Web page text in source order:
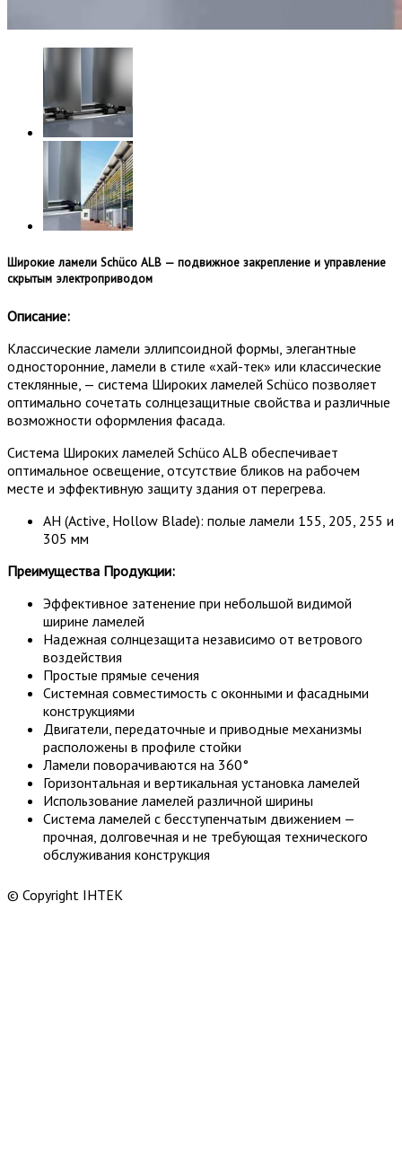
Широкие ламели Schüco ALB — подвижное закрепление и управление
скрытым электроприводом
Описание:
Классические ламели эллипсоидной формы, элегантные
односторонние, ламели в стиле «хай-тек» или классические
стеклянные, — система Широких ламелей Schüco позволяет
оптимально сочетать солнцезащитные свойства и различные
возможности оформления фасада.
Система Широких ламелей Schüco ALB обеспечивает
оптимальное освещение, отсутствие бликов на рабочем
месте и эффективную защиту здания от перегрева.
AH (Active, Hollow Blade): полые ламели 155, 205, 255 и
305 мм
Преимущества Продукции:
Эффективное затенение при небольшой видимой
ширине ламелей
Надежная солнцезащита независимо от ветрового
воздействия
Простые прямые сечения
Системная совместимость с оконными и фасадными
конструкциями
Двигатели, передаточные и приводные механизмы
расположены в профиле стойки
Ламели поворачиваются на 360°
Горизонтальная и вертикальная установка ламелей
Использование ламелей различной ширины
Система ламелей с бесступенчатым движением —
прочная, долговечная и не требующая технического
обслуживания конструкция
© Copyright ІНТЕК